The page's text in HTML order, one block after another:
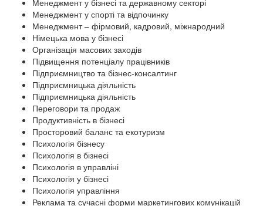
Менеджмент у бізнесі та державному секторі
Менеджмент у спорті та відпочинку
Менеджмент – фірмовий, кадровий, міжнародний
Німецька мова у бізнесі
Організація масових заходів
Підвищення потенціалу працівників
Підприємництво та бізнес-консалтинг
Підприємницька діяльність
Підприємницька діяльність
Переговори та продаж
Продуктивність в бізнесі
Просторовий баланс та екотуризм
Психологія бізнесу
Психологія в бізнесі
Психологія в управліні
Психологія у бізнесі
Психологія управління
Реклама та сучасні форми маркетингових комунікацій